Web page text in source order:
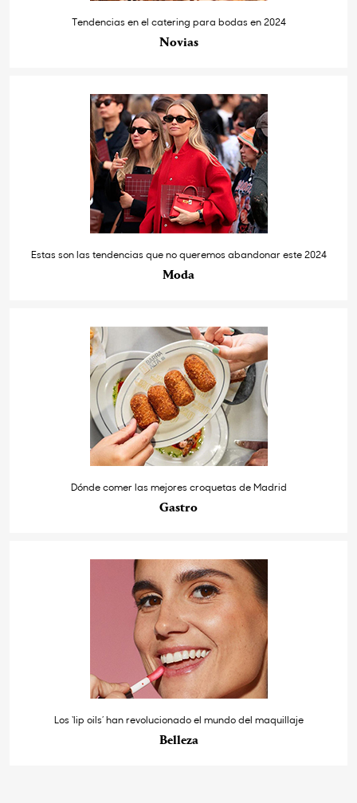
Tendencias en el catering para bodas en 2024
Novias
Estas son las tendencias que no queremos abandonar este 2024
Moda
Dónde comer las mejores croquetas de Madrid
Gastro
Los ‘lip oils’ han revolucionado el mundo del maquillaje
Belleza